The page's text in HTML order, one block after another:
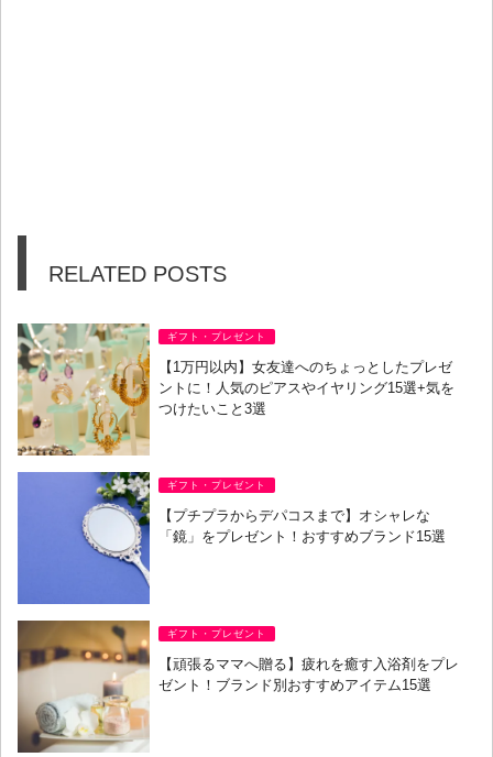
RELATED POSTS
ギフト・プレゼント
【1万円以内】女友達へのちょっとしたプレゼ
ントに！人気のピアスやイヤリング15選+気を
つけたいこと3選
ギフト・プレゼント
【プチプラからデパコスまで】オシャレな
「鏡」をプレゼント！おすすめブランド15選
ギフト・プレゼント
【頑張るママへ贈る】疲れを癒す入浴剤をプレ
ゼント！ブランド別おすすめアイテム15選